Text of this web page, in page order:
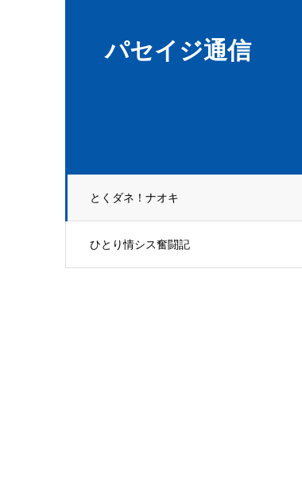
パセイジ通信
とくダネ！ナオキ
ひとり情シス奮闘記